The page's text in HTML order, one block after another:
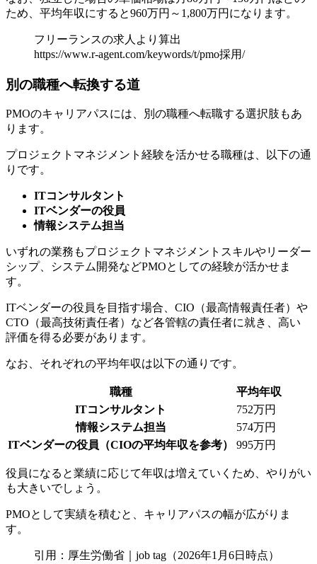
ため、平均年収にすると960万円～1,800万円になります。
フリーランスの求人より算出
https://www.r-agent.com/keywords/t/pmo採用/
別の職種へ転換する道
PMOのキャリアパスには、別の職種へ転職する選択肢もあ
ります。
プロジェクトマネジメント経験を活かせる職種は、以下の通
りです。
ITコンサルタント
ITベンダーの役員
情報システム担当
いずれの業務もプロジェクトマネジメントスキルやリーダー
シップ、システム開発などPMOとしての経験が活かせま
す。
ITベンダーの役員を目指す場合、 CIO（最高情報責任者） や
CTO（最高技術責任者） など各管轄の責任者に就き、高い
評価を得る必要があります。
なお、それぞれの平均年収は以下の通りです。
職種
平均年収
ITコンサルタント
752万円
情報システム担当
574万円
ITベンダーの役員（CIOの平均年収を参考）
995万円
役員になると業績に応じて年収は増えていくため、やりがい
も大きいでしょう。
PMOとして実績を積むと、キャリアパスの幅が広がりま
す。
引用：厚生労働省｜job tag（2026年1月6日時点）